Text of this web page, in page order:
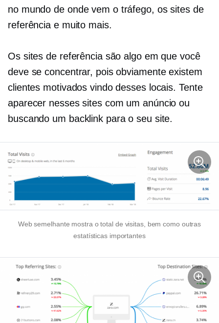
no mundo de onde vem o tráfego, os sites de
referência e muito mais.
Os sites de referência são algo em que você
deve se concentrar, pois obviamente existem
clientes motivados vindo desses locais. Tente
aparecer nesses sites com um anúncio ou
buscando um backlink para o seu site.
Web semelhante mostra o total de visitas, bem como outras
estatísticas importantes